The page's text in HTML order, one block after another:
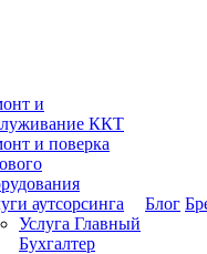
и
ККТ
и поверка
аутсорсинга
Услуга Главный
Бухгалтер
Блог